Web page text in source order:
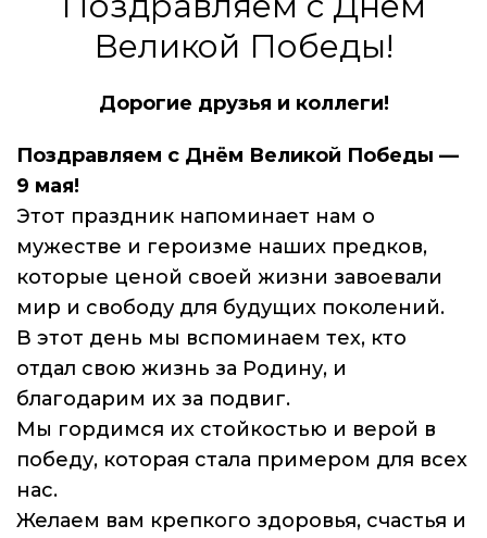
Великой Победы!
Дорогие друзья и коллеги!
Поздравляем с Днём Великой Победы —
9 мая!
Этот праздник напоминает нам о
мужестве и героизме наших предков,
которые ценой своей жизни завоевали
мир и свободу для будущих поколений.
В этот день мы вспоминаем тех, кто
отдал свою жизнь за Родину, и
благодарим их за подвиг.
Мы гордимся их стойкостью и верой в
победу, которая стала примером для всех
нас.
Желаем вам крепкого здоровья, счастья и